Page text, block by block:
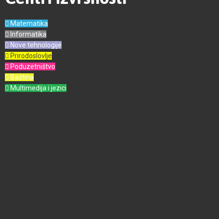
Matematika
Informatika
Nove tehnologije
Prirodoslovlje
Poduzetništvo
Baština
Multimedija i jezici